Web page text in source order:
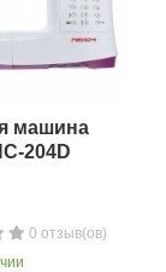
машина
204D
0 отзыв(ов)